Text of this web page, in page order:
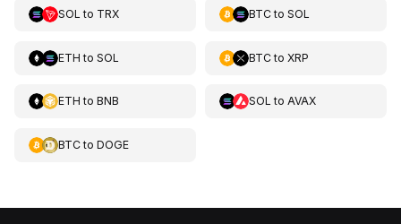
SOL to TRX BTCto SOL
ETH to SOL BTCto XRP
ETH to BNB SOL to AVAX
BTCto DOGE